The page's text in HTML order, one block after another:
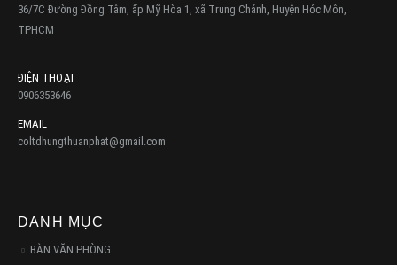
36/7C Đường Đồng Tâm, ấp Mỹ Hòa 1, xã Trung Chánh, Huyện Hóc Môn,
TPHCM
ĐIỆN THOẠI
0906353646
EMAIL
coltdhungthuanphat@gmail.com
DANH MỤC
BÀN VĂN PHÒNG